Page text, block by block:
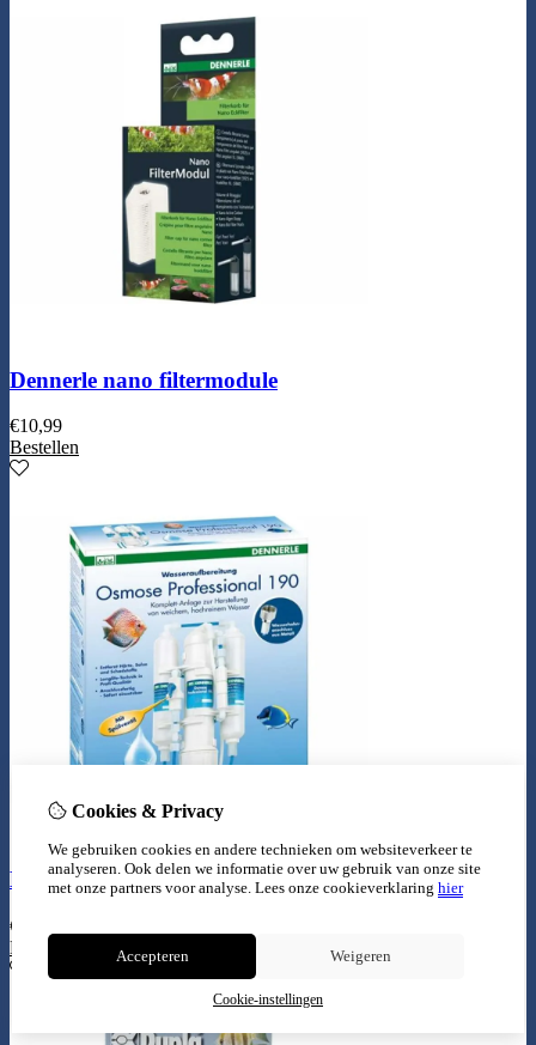
Dennerle nano filtermodule
€10,99
Bestellen
Dennerle osmose proffesional 190
€
Bestellen
Cookies & Privacy
We gebruiken cookies en andere technieken om websiteverkeer te
analyseren. Ook delen we informatie over uw gebruik van onze site
met onze partners voor analyse. Lees onze cookieverklaring hier
Accepteren Weigeren
Cookie-instellingen